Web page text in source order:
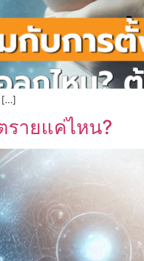
[…]
รายแค่ไหน?